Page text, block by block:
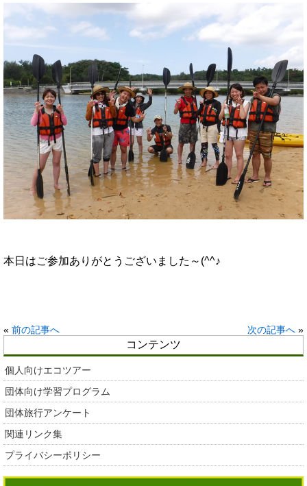
本日はご参加ありがとうございました～(^^♪
« 前の記事へ 次の記事へ »
コンテンツ
個人向けエコツアー
団体向け学習プログラム
団体旅行アンケート
関連リンク集
プライバシーポリシー